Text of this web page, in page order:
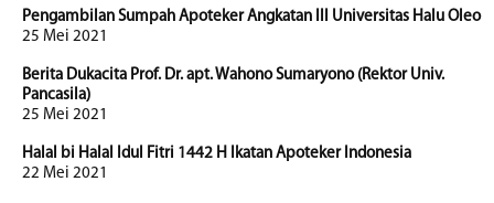
Pengambilan Sumpah Apoteker Angkatan III Universitas Halu Oleo
25 Mei 2021
Berita Dukacita Prof. Dr. apt. Wahono Sumaryono (Rektor Univ.
Pancasila)
25 Mei 2021
Halal bi Halal Idul Fitri 1442 H Ikatan Apoteker Indonesia
22 Mei 2021